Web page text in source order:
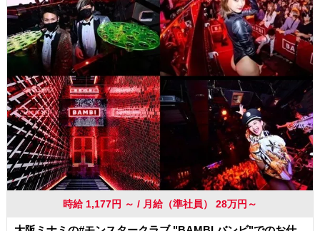
時給 1,177円 ～ / 月給（準社員） 28万円～